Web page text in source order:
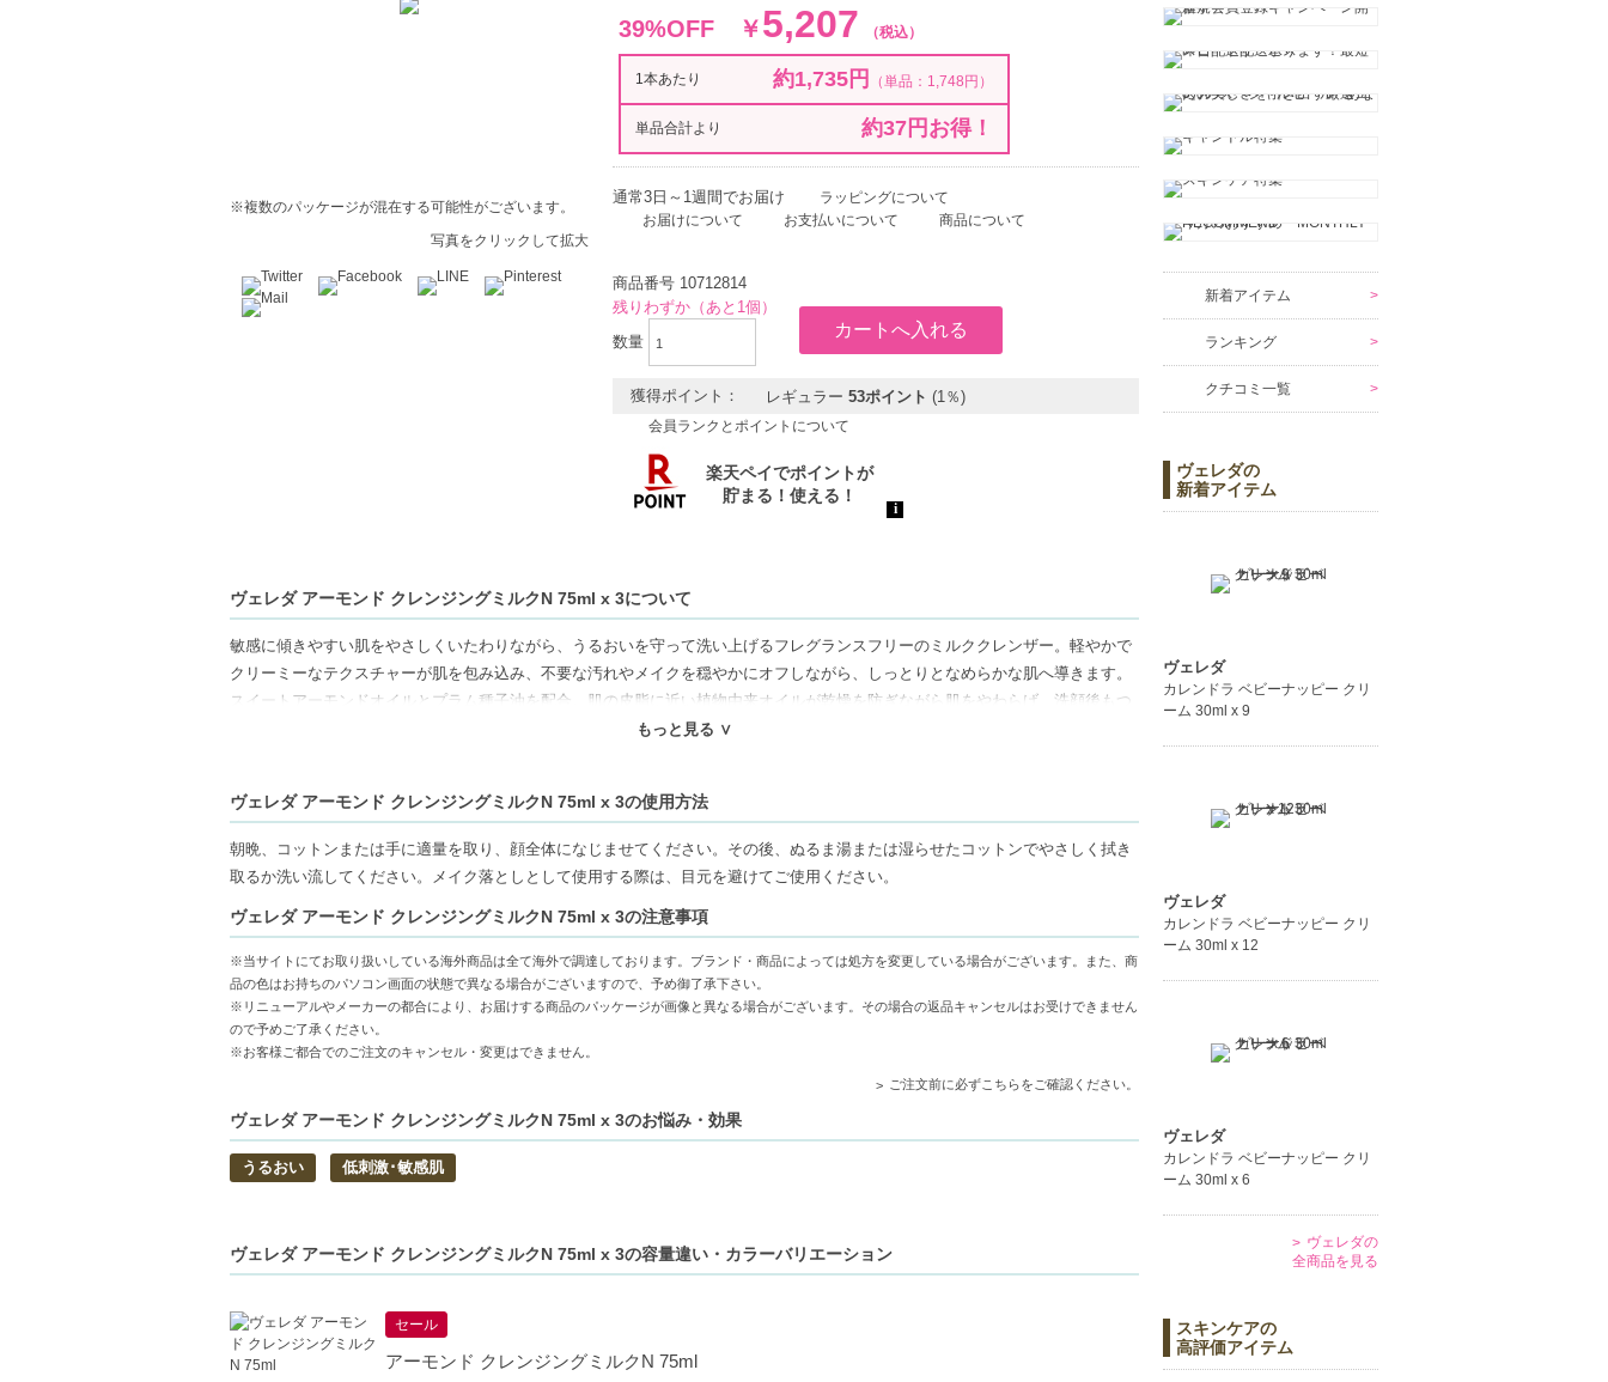
※複数のパッケージが混在する可能性がございます。
写真をクリックして拡大
39%OFF ￥5,207 （税込）
1本あたり 約1,735円 （単品：1,748円）
単品合計より 約37円お得！
通常3日～1週間でお届け
ラッピングについて
お届けについて
お支払いについて 商品について
商品番号 10712814
残りわずか（あと1個）
数量
獲得ポイント： レギュラー 53ポイント (1％)
会員ランクとポイントについて
ヴェレダ アーモンド クレンジングミルクN 75ml x 3について
敏感に傾きやすい肌をやさしくいたわりながら、うるおいを守って洗い上げるフレグランスフリーのミルククレンザー。軽やかで
クリーミーなテクスチャーが肌を包み込み、不要な汚れやメイクを穏やかにオフしながら、しっとりとなめらかな肌へ導きます。
スイートアーモンドオイルとプラム種子油を配合。肌の皮脂に近い植物由来オイルが乾燥を防ぎながら肌をやわらげ、洗顔後もつ
っぱり感の少ない快適な使用感を実現します。毎日のクレンジングタイムを、敏感肌にも心地よいスキンケア時間へ。
合成香料・合成着色料・鉱物油由来成分不使用。シンプルで肌負担に配慮した処方は、ナチュラル志向の方にもおすすめです。
【商品の特徴】
植物由来オイル配合-スイートアーモンドオイルとプラム種子油で乾燥を防ぎ、しっとりと柔らかな肌に導く
【こんな方へおすすめ】
敏感肌で刺激の少ないクレンジングを探している方
乾燥や肌荒れが気になる季節でも心地よく使いたい方
もっと見る ∨
ヴェレダ アーモンド クレンジングミルクN 75ml x 3の使用方法
朝晩、コットンまたは手に適量を取り、顔全体になじませてください。その後、ぬるま湯または湿らせたコットンでやさしく拭き
取るか洗い流してください。メイク落としとして使用する際は、目元を避けてご使用ください。
ヴェレダ アーモンド クレンジングミルクN 75ml x 3の注意事項
※当サイトにてお取り扱いしている海外商品は全て海外で調達しております。ブランド・商品によっては処方を変更している場合がございます。また、商
品の色はお持ちのパソコン画面の状態で異なる場合がございますので、予め御了承下さい。
※リニューアルやメーカーの都合により、お届けする商品のパッケージが画像と異なる場合がございます。その場合の返品キャンセルはお受けできません
ので予めご了承ください。
※お客様ご都合でのご注文のキャンセル・変更はできません。
ご注文前に必ずこちらをご確認ください。
ヴェレダ アーモンド クレンジングミルクN 75ml x 3のお悩み・効果
うるおい 低刺激･敏感肌
ヴェレダ アーモンド クレンジングミルクN 75ml x 3の容量違い・カラーバリエーション
セール
アーモンド クレンジングミルクN 75ml
新着アイテム
ランキング
クチコミ一覧
ヴェレダの
新着アイテム
ヴェレダ
カレンドラ ベビーナッピー クリ
ーム 30ml x 9
ヴェレダ
カレンドラ ベビーナッピー クリ
ーム 30ml x 12
ヴェレダ
カレンドラ ベビーナッピー クリ
ーム 30ml x 6
ヴェレダの
全商品を見る
スキンケアの
高評価アイテム